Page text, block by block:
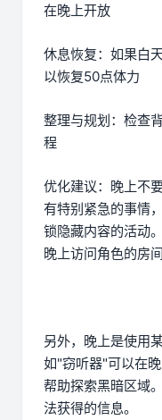
在晚上开放
休息恢复：如果白
以恢复50点体力
整理与规划：检查
程
优化建议：晚上不
有特别紧急的事情
锁隐藏内容的活动
晚上访问角色的房
另外，晚上是使用
如"窃听器"可以在
帮助探索黑暗区域
法获得的信息。